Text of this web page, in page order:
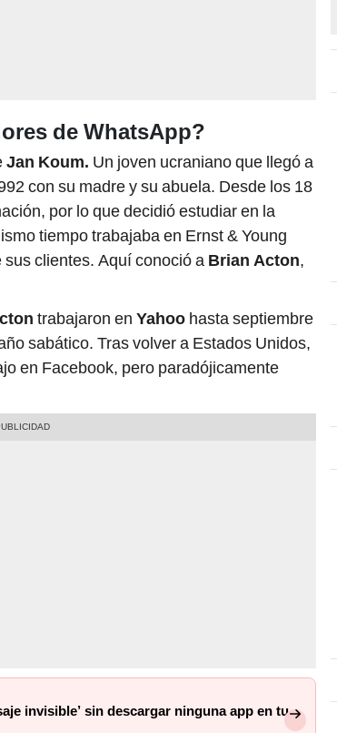
de WhatsApp?
Jan Koum. Un joven ucraniano que llegó a
con su madre y su abuela. Desde los 18
por lo que decidió estudiar en la
tiempo trabajaba en Ernst & Young
clientes. Aquí conoció a Brian Acton
trabajaron en Yahoo hasta septiembre
sabático. Tras volver a Estados Unidos,
en Facebook, pero paradójicamente
invisible’ sin descargar ninguna app en tu